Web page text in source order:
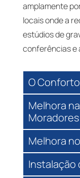
amplamente
locais onde a
estúdios de
conferências e
O
Melhora
Melhora
Instalação